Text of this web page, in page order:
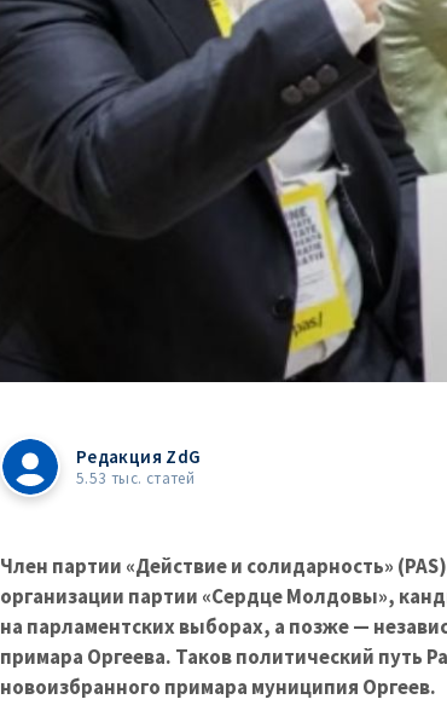
Редакция ZdG
5.53 тыс. статей
Член партии «Действие и солидарность»
организации партии «Сердце Молдовы»,
на парламентских выборах, а позже —
примара Оргеева. Таков политический путь
новоизбранного примара муниципия Оргеев.